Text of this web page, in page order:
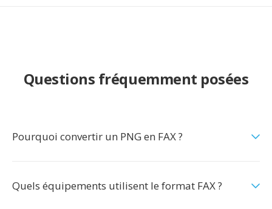
Questions fréquemment posées
Pourquoi convertir un PNG en FAX ?
Quels équipements utilisent le format FAX ?